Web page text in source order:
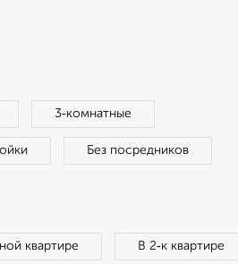
3‑комнатные
Без посредников
квартире В 2‑к квартире